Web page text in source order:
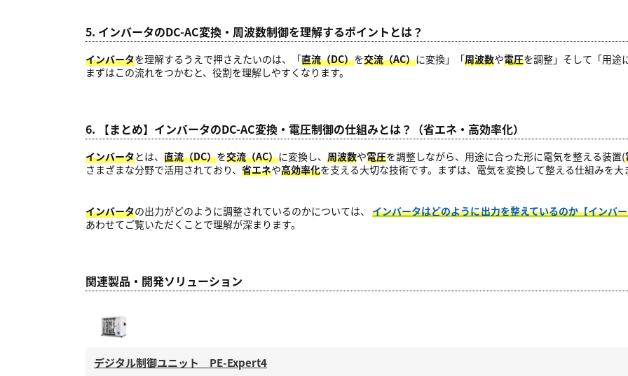
5. インバータのDC-AC変換・周波数制御を理解するポイントとは？
インバータを理解するうえで押さえたいのは、「直流（DC）を交流（AC）に変換」「周波数や電圧を調整」そして「用途
まずはこの流れをつかむと、役割を理解しやすくなります。
6. 【まとめ】インバータのDC-AC変換・電圧制御の仕組みとは？（省エネ・高効率化）
インバータとは、 直流（DC）を交流（AC）に変換し、 周波数や電圧を調整しながら、用途に合った形に電気を整える装置(
さまざまな分野で活用されており、 省エネや高効率化を支える大切な技術です。まずは、電気を変換して整える仕組みを
インバータの出力がどのように調整されているのかについては、インバータはどのように出力を整えているのか【インバ
あわせてご覧いただくことで理解が深まります。
関連製品・開発ソリューション
デジタル制御ユニット PE-Expert4